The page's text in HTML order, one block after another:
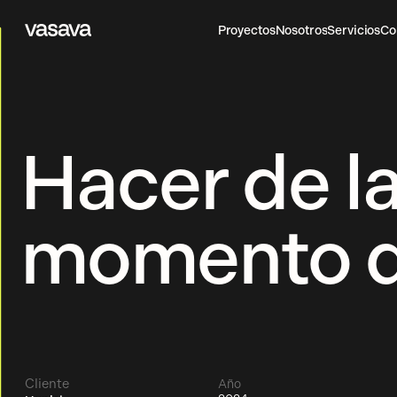
ProyectosNosotrosServicios
Hacer de
momento
Cliente
Año